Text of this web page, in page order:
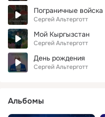
Пограничные войска
Сергей Альтерготт
Мой Кыргызстан
Сергей Альтерготт
День рождения
Сергей Альтерготт
Альбомы